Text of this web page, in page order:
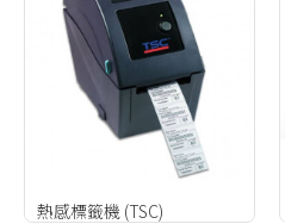
熱感標籤機 (TSC)